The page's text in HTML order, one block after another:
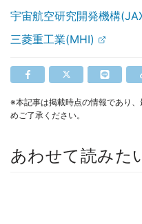
宇宙航空研究開発機構
三菱重工業(MHI)
※本記事は掲載時点の情報であり
めご了承ください。
あわせて読みた